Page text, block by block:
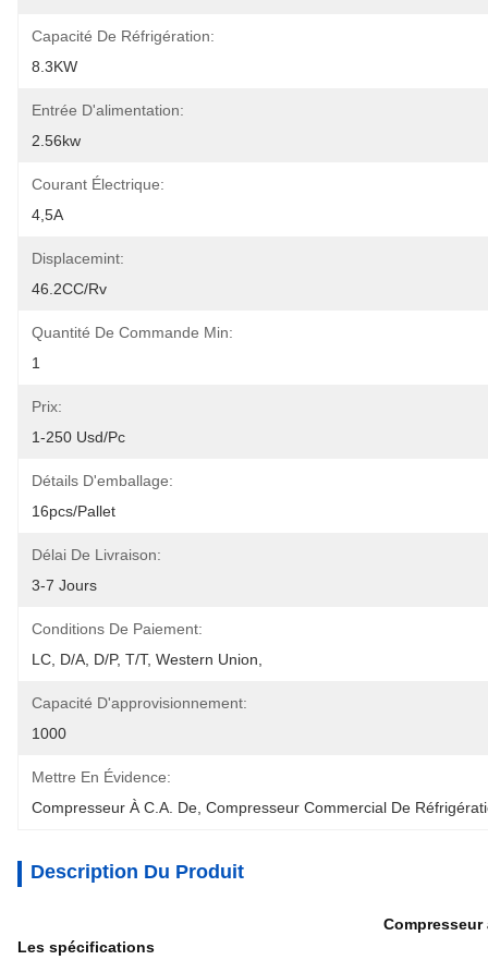
Capacité De Réfrigération:
8.3KW
Entrée D'alimentation:
2.56kw
Courant Électrique:
4,5A
Displacemint:
46.2CC/Rv
Quantité De Commande Min:
1
Prix:
1-250 Usd/pc
Détails D'emballage:
16pcs/pallet
Délai De Livraison:
3-7 Jours
Conditions De Paiement:
LC, D/A, D/P, T/T, Western Union,
Capacité D'approvisionnement:
1000
Mettre En Évidence:
Compresseur À C.A. De Compresseur Commercial De
Description Du Produit
Compresseur
Les spécifications